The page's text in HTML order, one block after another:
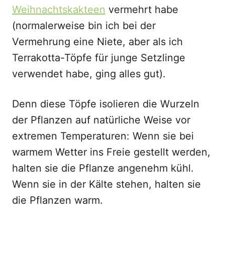
Weihnachtskakteen vermehrt habe
(normalerweise bin ich bei der
Vermehrung eine Niete, aber als ich
Terrakotta-Töpfe für junge Setzlinge
verwendet habe, ging alles gut).
Denn diese Töpfe isolieren die Wurzeln
der Pflanzen auf natürliche Weise vor
extremen Temperaturen: Wenn sie bei
warmem Wetter ins Freie gestellt werden,
halten sie die Pflanze angenehm kühl.
Wenn sie in der Kälte stehen, halten sie
die Pflanzen warm.